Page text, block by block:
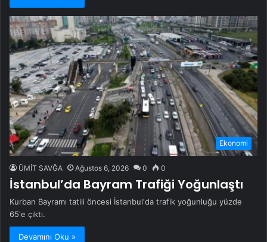
Ekonomi
ÜMİT SAVĞA Ağustos 6, 2026 0 0
İstanbul’da Bayram Trafiği Yoğunlaştı
Kurban Bayramı tatili öncesi İstanbul'da trafik yoğunluğu yüzde
65'e çıktı.
Devamını Oku »